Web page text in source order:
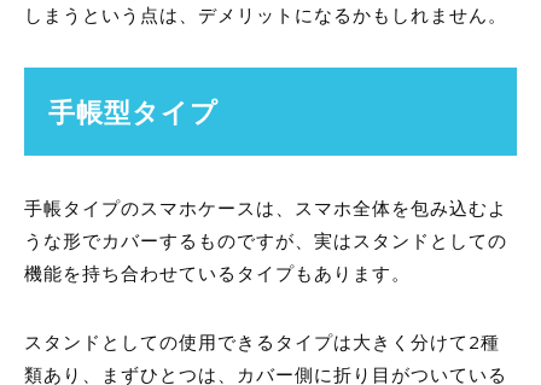
しまうという点は、デメリットになるかもしれません。
手帳型タイプ
手帳タイプのスマホケースは、スマホ全体を包み込むよ
うな形でカバーするものですが、実はスタンドとしての
機能を持ち合わせているタイプもあります。
スタンドとしての使用できるタイプは大きく分けて2種
類あり、まずひとつは、カバー側に折り目がついている